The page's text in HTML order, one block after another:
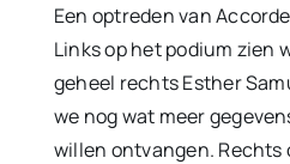
Een optreden van
Links op het podium zien
geheel rechts Esther
we nog wat meer
willen ontvangen. Rechts